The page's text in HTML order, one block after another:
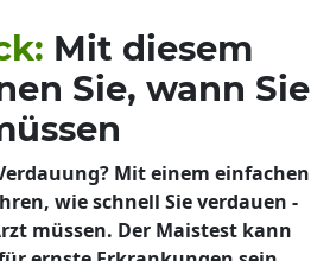
Mit diesem
Sie, wann Sie
Mit einem einfachen
wie schnell Sie verdauen -
müssen. Der Maistest kann